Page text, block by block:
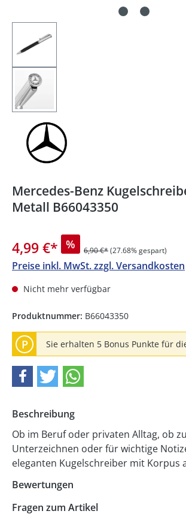
Mercedes-Benz
Metall B66043350
4,99 €* % 6,90 €*(27.68% gespart)
Preise inkl. MwSt. zzgl. Versandkosten
Nicht mehr verfügbar
Produktnummer: B66043350
P Sie erhalten 5 Bonus Punkte für
Beschreibung
Ob im Beruf oder privaten Alltag, ob
Unterzeichnen oder für wichtige
eleganten Kugelschreiber mit Korpus
Bewertungen
Fragen zum Artikel